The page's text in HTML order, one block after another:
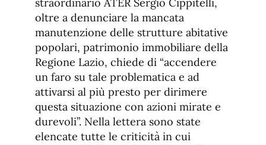
straordinario ATER Sergio Cippitelli,
oltre a denunciare la mancata
manutenzione delle strutture abitative
popolari, patrimonio immobiliare della
Regione Lazio, chiede di “accendere
un faro su tale problematica e ad
attivarsi al più presto per dirimere
questa situazione con azioni mirate e
durevoli”. Nella lettera sono state
elencate tutte le criticità in cui